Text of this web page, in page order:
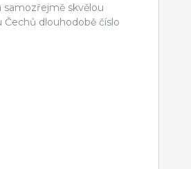
skvělou
dlouhodobě číslo